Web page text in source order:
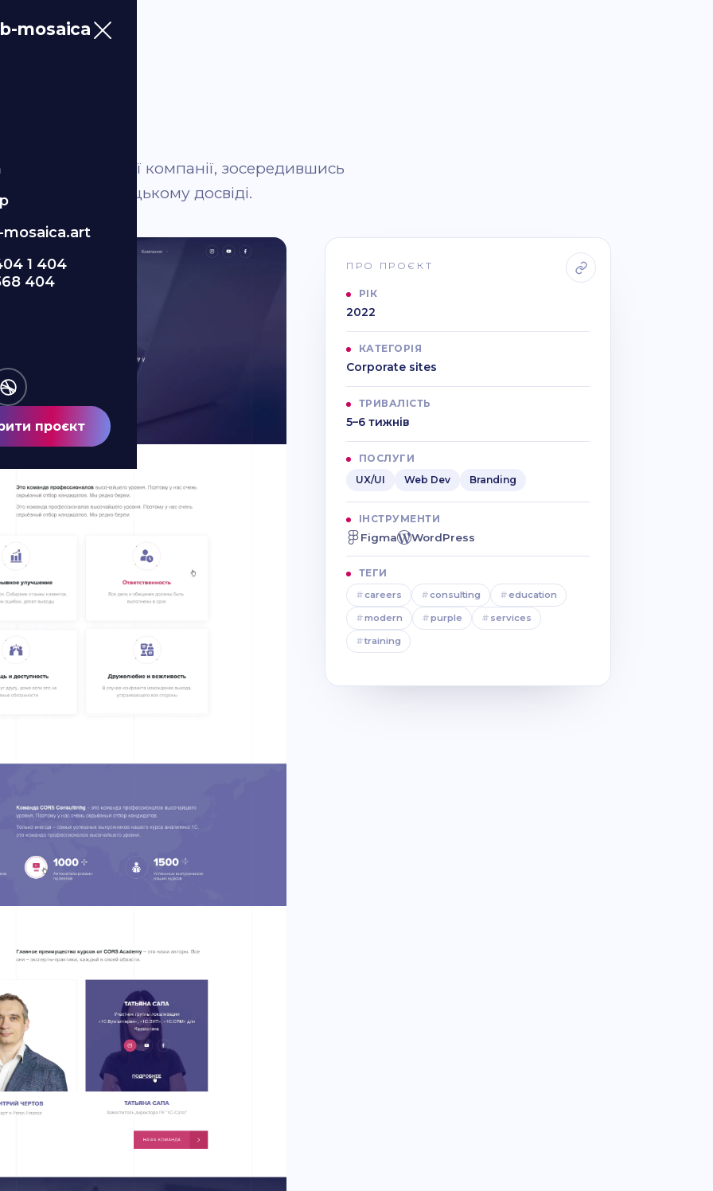
mosaica
1 404
404
проєкт
компанії, зосередившись
користувацькому досвіді.
ПРО ПРОЄКТ
РІК
2022
КАТЕГОРІЯ
Corporate sites
ТРИВАЛІСТЬ
5–6 тижнів
ПОСЛУГИ
UX/UI
Web Dev Branding
ІНСТРУМЕНТИ
Figma WordPress
ТЕГИ
#careers #consulting #education
#modern #purple # services
#training